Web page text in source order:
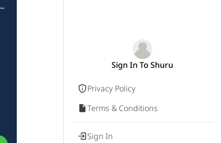
Sign In To Shuru
Privacy Policy
Terms & Conditions
Sign In